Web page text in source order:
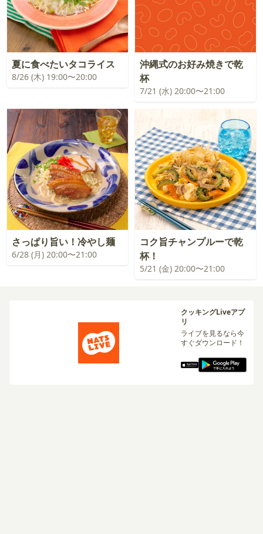
夏に食べたいタコライス
8/26 (木) 19:00〜20:00
沖縄式のお好み焼きで乾
杯
7/21 (水) 20:00〜21:00
さっぱり旨い！冷やし麺
6/28 (月) 20:00〜21:00
コク旨チャンプルーで乾
杯！
5/21 (金) 20:00〜21:00
クッキングLiveアプ
リ
ライブを見るなら今
すぐダウンロード！